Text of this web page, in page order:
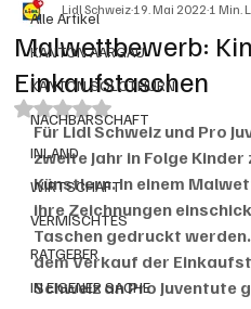
Alle Artikel
KANTON AARGAU
KANTON SOLOTHURN
NACHBARSCHAFT
INLAND
WIRTSCHAFT
VERMISCHTES
RATGEBER
IN EIGENER SACHE
Malwettbewerb:
Einkaufstaschen
Lidl Schweiz19. Mai 20221 Min.
Mit NaN von 5 Sternen
Für Lidl Schweiz und Pro
zweite Jahr in Folge
Künstlern. In einem
ihre Zeichnungen
Taschen gedruckt
dem Verkauf der
Schweiz an Pro Juventute